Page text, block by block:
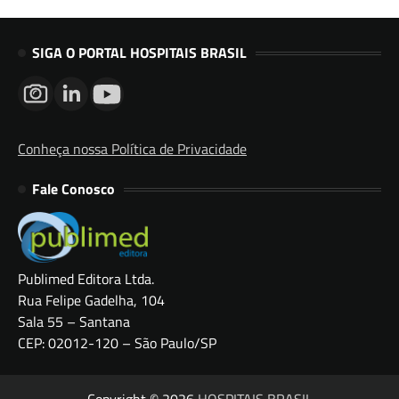
SIGA O PORTAL HOSPITAIS BRASIL
Conheça nossa Política de Privacidade
Fale Conosco
Publimed Editora Ltda.
Rua Felipe Gadelha, 104
Sala 55 – Santana
CEP: 02012-120 – São Paulo/SP